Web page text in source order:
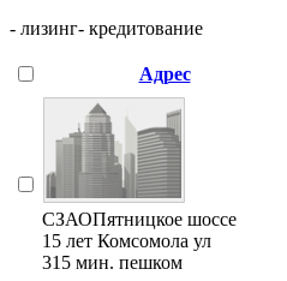
- лизинг- кредитование
Адрес
СЗАОПятницкое шоссе
15 лет Комсомола ул
315 мин. пешком